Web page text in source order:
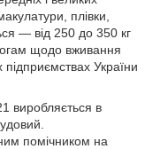
плівки,
— від 250 до 350 кг
щодо вживання
України
виробляється в
помічником на